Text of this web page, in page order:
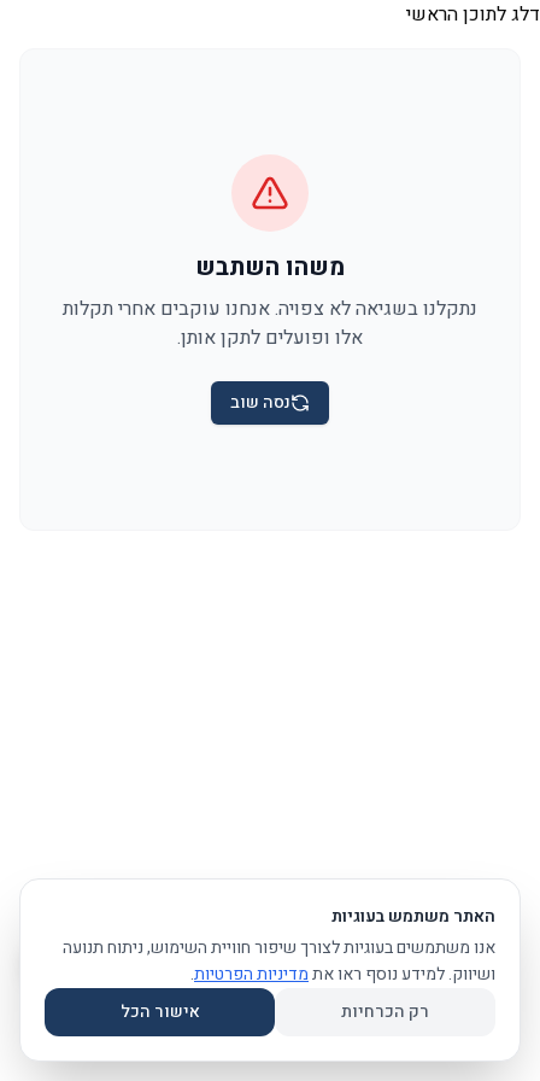
דלג לתוכן הראשי
משהו השתבש
נתקלנו בשגיאה לא צפויה. אנחנו עוקבים אחרי תקלות
אלו ופועלים לתקן אותן.
נסה שוב
האתר משתמש בעוגיות
אנו משתמשים בעוגיות לצורך שיפור חוויית השימוש, ניתוח תנועה
ושיווק. למידע נוסף ראו אתמדיניות הפרטיות.
רק הכרחיות
אישור הכל